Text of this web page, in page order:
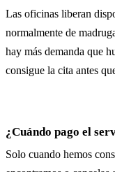
Las oficinas liberan
normalmente de
hay más demanda que
consigue la cita antes
¿Cuándo pago el
Solo cuando hemos